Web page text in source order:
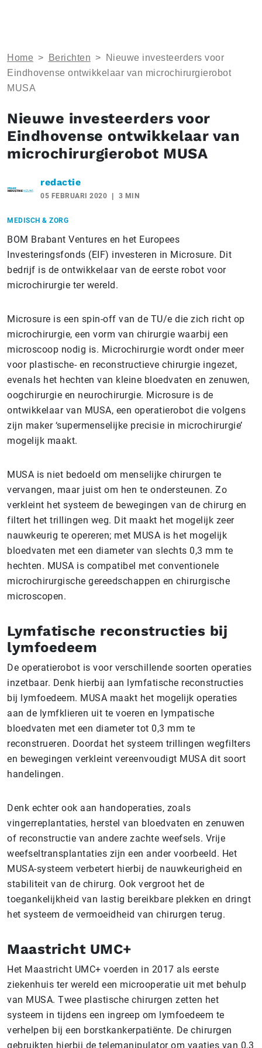
Home > Berichten >
Nieuwe investeerders voor
Eindhovense ontwikkelaar van microchirurgierobot
MUSA
Nieuwe investeerders voor
Eindhovense ontwikkelaar van
microchirurgierobot MUSA
redactie
05 FEBRUARI 2020 3 MIN
MEDISCH & ZORG
BOM Brabant Ventures en het Europees
Investeringsfonds (EIF) investeren in Microsure. Dit
bedrijf is de ontwikkelaar van de eerste robot voor
microchirurgie ter wereld.
Microsure is een spin-off van de TU/e die zich richt op
microchirurgie, een vorm van chirurgie waarbij een
microscoop nodig is. Microchirurgie wordt onder meer
voor plastische- en reconstructieve chirurgie ingezet,
evenals het hechten van kleine bloedvaten en zenuwen,
oogchirurgie en neurochirurgie. Microsure is de
ontwikkelaar van MUSA, een operatierobot die volgens
zijn maker ‘supermenselijke precisie in microchirurgie’
mogelijk maakt.
MUSA is niet bedoeld om menselijke chirurgen te
vervangen, maar juist om hen te ondersteunen. Zo
verkleint het systeem de bewegingen van de chirurg en
filtert het trillingen weg. Dit maakt het mogelijk zeer
nauwkeurig te opereren; met MUSA is het mogelijk
bloedvaten met een diameter van slechts 0,3 mm te
hechten. MUSA is compatibel met conventionele
microchirurgische gereedschappen en chirurgische
microscopen.
Lymfatische reconstructies bij
lymfoedeem
De operatierobot is voor verschillende soorten operaties
inzetbaar. Denk hierbij aan lymfatische reconstructies
bij lymfoedeem. MUSA maakt het mogelijk operaties
aan de lymfklieren uit te voeren en lympatische
bloedvaten met een diameter tot 0,3 mm te
reconstrueren. Doordat het systeem trillingen wegfilters
en bewegingen verkleint vereenvoudigt MUSA dit soort
handelingen.
Denk echter ook aan handoperaties, zoals
vingerreplantaties, herstel van bloedvaten en zenuwen
of reconstructie van andere zachte weefsels. Vrije
weefseltransplantaties zijn een ander voorbeeld. Het
MUSA-systeem verbetert hierbij de nauwkeurigheid en
stabiliteit van de chirurg. Ook vergroot het de
toegankelijkheid van lastig bereikbare plekken en dringt
het systeem de vermoeidheid van chirurgen terug.
Maastricht UMC+
Het Maastricht UMC+ voerden in 2017 als eerste
ziekenhuis ter wereld een microoperatie uit met behulp
van MUSA. Twee plastische chirurgen zetten het
systeem in tijdens een ingreep om lymfoedeem te
verhelpen bij een borstkankerpatiënte. De chirurgen
gebruikten hierbij de telemanipulator om vaatjes van 0,3